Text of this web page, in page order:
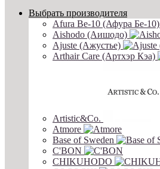
Выбрать производителя
Afura Be-10 (Афура Бе-10)
Aishodo (Аишодо)
Ajuste (Ажустье)
Arthair Care (Артхэр Кэа)
Artistic&Co.
Atmore
Base of Sweden
C'BON
CHIKUHODO